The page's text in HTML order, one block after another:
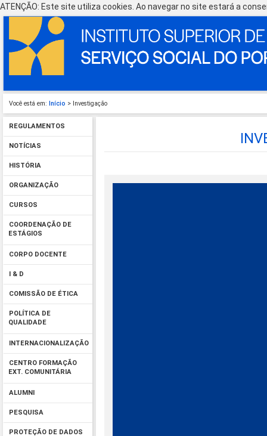
ATENÇÃO: Este site utiliza cookies. Ao navegar no site estará a
Você está em: Início > Investigação
REGULAMENTOS
NOTÍCIAS
HISTÓRIA
ORGANIZAÇÃO
CURSOS
COORDENAÇÃO DE
ESTÁGIOS
CORPO DOCENTE
I & D
COMISSÃO DE ÉTICA
POLÍTICA DE
QUALIDADE
INTERNACIONALIZAÇÃO
CENTRO FORMAÇÃO
EXT. COMUNITÁRIA
ALUMNI
PESQUISA
PROTEÇÃO DE DADOS